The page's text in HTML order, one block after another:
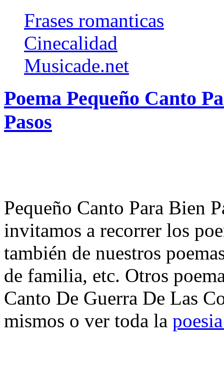
Frases romanticas
Cinecalidad
Musicade.net
Poema Pequeño Canto
Pasos
Pequeño Canto Para Bien
invitamos a recorrer los
también de nuestros
de familia, etc. Otros
Canto De Guerra De Las
mismos o ver toda la